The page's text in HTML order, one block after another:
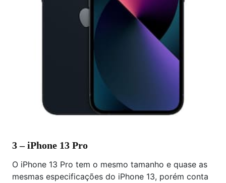
3 – iPhone 13 Pro
O iPhone 13 Pro tem o mesmo tamanho e quase as
mesmas especificações do iPhone 13, porém conta